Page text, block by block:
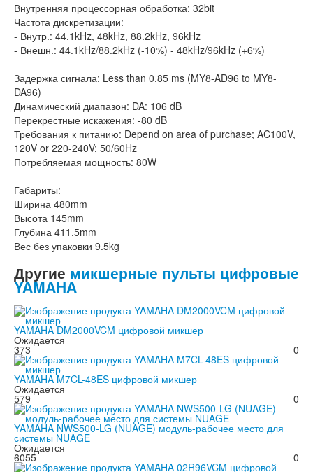
Внутренняя процессорная обработка: 32bit
Частота дискретизации:
- Внутр.: 44.1kHz, 48kHz, 88.2kHz, 96kHz
- Внешн.: 44.1kHz/88.2kHz (-10%) - 48kHz/96kHz (+6%)
Задержка сигнала: Less than 0.85 ms (MY8-AD96 to MY8-
DA96)
Динамический диапазон: DA: 106 dB
Перекрестные искажения: -80 dB
Требования к питанию: Depend on area of purchase; AC100V,
120V or 220-240V; 50/60Hz
Потребляемая мощность: 80W
Габариты:
Ширина 480mm
Высота 145mm
Глубина 411.5mm
Вес без упаковки 9.5kg
Другие микшерные пульты цифровые
YAMAHA
YAMAHA DM2000VCM цифровой микшер
Ожидается
0
373
YAMAHA M7CL-48ES цифровой микшер
Ожидается
0
579
YAMAHA NWS500-LG (NUAGE) модуль-рабочее место для
системы NUAGE
Ожидается
0
6055